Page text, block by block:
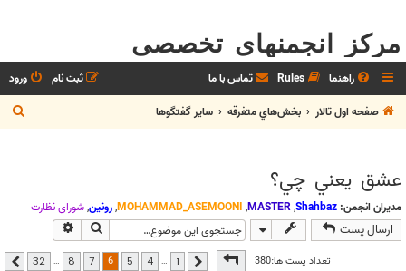
مرکز انجمنهای تخصصی
راهنما Rules تماس با ما ورود
ثبت نام
صفحه اول تالار
بخش‌‌هاي متفرقه ساير گفتگوها
ج
س
عشق يعني چي؟
مدیران انجمن: Shahbaz
,
MASTER
,
MOHAMMAD_ASEMOONI
,رونین,شوراي نظارت
ارسال پست جستجو
تعداد پست ها:380صفحه6 از32 قبلی …
4
5
6
7
8
…
32 بعدی